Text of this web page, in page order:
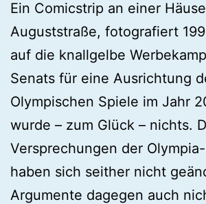
Ein Comicstrip an einer
Auguststraße, fotografiert
auf die knallgelbe
Senats für eine Ausrichtung
Olympischen Spiele im Jahr
wurde – zum Glück – nichts.
Versprechungen der
haben sich seither nicht
Argumente dagegen auch